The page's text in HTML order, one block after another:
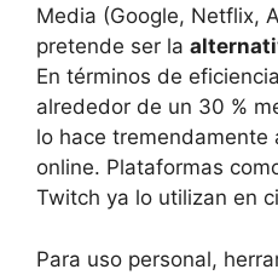
Media (Google, Netflix,
pretende ser la
En términos de
alrededor de un 30 %
lo hace tremendamente
online. Plataformas
Twitch ya lo utilizan en
Para uso personal,